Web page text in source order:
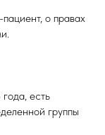
о правах
есть
группы